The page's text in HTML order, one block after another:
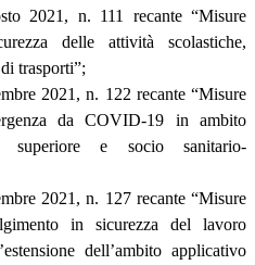
2021, n. 111 recante “Misure
delle attività scolastiche,
trasporti”;
2021, n. 122 recante “Misure
da COVID-19 in ambito
superiore e socio sanitario-
2021, n. 127 recante “Misure
in sicurezza del lavoro
dell’ambito applicativo